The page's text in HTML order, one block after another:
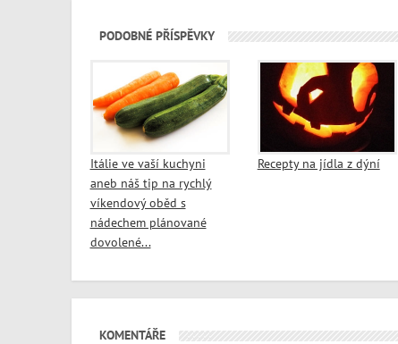
PODOBNÉ PŘÍSPĚVKY
Itálie ve vaší kuchyni
aneb náš tip na rychlý
víkendový oběd s
nádechem plánované
dovolené...
Recepty na jídla z dýní
KOMENTÁŘE